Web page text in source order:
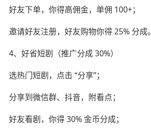
好友下单，你得高佣金，单佣 100+；
邀请好友注册，好友购物你得 25% 分成。
4、好省短剧（推广分成 30%）
选热门短剧，点击 “分享”；
分享到微信群、抖音，附看点；
好友看剧，你得 30% 金币分成；